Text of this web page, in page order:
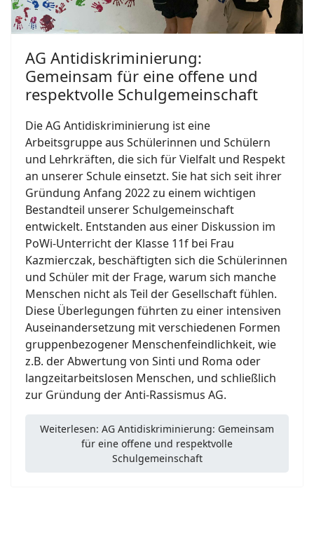
AG Antidiskriminierung:
Gemeinsam für eine offene und
respektvolle Schulgemeinschaft
Die AG Antidiskriminierung ist eine
Arbeitsgruppe aus Schülerinnen und Schülern
und Lehrkräften, die sich für Vielfalt und Respekt
an unserer Schule einsetzt. Sie hat sich seit ihrer
Gründung Anfang 2022 zu einem wichtigen
Bestandteil unserer Schulgemeinschaft
entwickelt. Entstanden aus einer Diskussion im
PoWi-Unterricht der Klasse 11f bei Frau
Kazmierczak, beschäftigten sich die Schülerinnen
und Schüler mit der Frage, warum sich manche
Menschen nicht als Teil der Gesellschaft fühlen.
Diese Überlegungen führten zu einer intensiven
Auseinandersetzung mit verschiedenen Formen
gruppenbezogener Menschenfeindlichkeit, wie
z.B. der Abwertung von Sinti und Roma oder
langzeitarbeitslosen Menschen, und schließlich
zur Gründung der Anti-Rassismus AG.
Weiterlesen: AG Antidiskriminierung: Gemeinsam
für eine offene und respektvolle
Schulgemeinschaft